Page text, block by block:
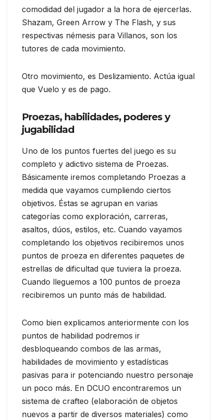
comodidad del jugador a la hora de ejercerlas.
Shazam, Green Arrow y The Flash, y sus
respectivas némesis para Villanos, son los
tutores de cada movimiento.
Otro movimiento, es Deslizamiento. Actúa igual
que Vuelo y es de pago.
Proezas, habilidades, poderes y
jugabilidad
Uno de los puntos fuertes del juego es su
completo y adictivo sistema de Proezas.
Básicamente iremos completando Proezas a
medida que vayamos cumpliendo ciertos
objetivos. Éstas se agrupan en varias
categorías como exploración, carreras,
asaltos, dúos, estilos, etc. Cuando vayamos
completando los objetivos recibiremos unos
puntos de proeza en diferentes paquetes de
estrellas de dificultad que tuviera la proeza.
Cuando lleguemos a 100 puntos de proeza
recibiremos un punto más de habilidad.
Como bien explicamos anteriormente con los
puntos de habilidad podremos ir
desbloqueando combos de las armas,
habilidades de movimiento y estadísticas
pasivas para ir potenciando nuestro personaje
un poco más. En DCUO encontraremos un
sistema de crafteo (elaboración de objetos
nuevos a partir de diversos materiales) como